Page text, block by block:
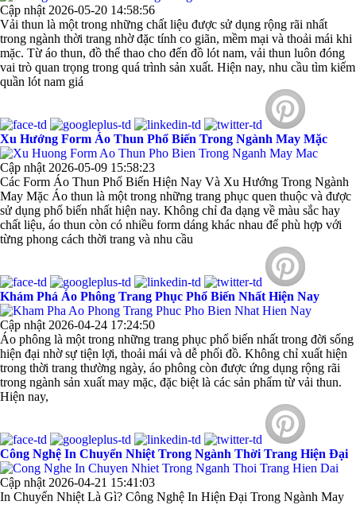
Cập nhật 2026-05-20 14:58:56
Vải thun là một trong những chất liệu được sử dụng rộng rãi nhất
trong ngành thời trang nhờ đặc tính co giãn, mềm mại và thoải mái khi
mặc. Từ áo thun, đồ thể thao cho đến đồ lót nam, vải thun luôn đóng
vai trò quan trọng trong quá trình sản xuất. Hiện nay, nhu cầu tìm kiếm
quần lót nam giá
Xu Hướng Form Áo Thun Phổ Biến Trong Ngành May Mặc
Cập nhật 2026-05-09 15:58:23
Các Form Áo Thun Phổ Biến Hiện Nay Và Xu Hướng Trong Ngành
May Mặc Áo thun là một trong những trang phục quen thuộc và được
sử dụng phổ biến nhất hiện nay. Không chỉ đa dạng về màu sắc hay
chất liệu, áo thun còn có nhiều form dáng khác nhau để phù hợp với
từng phong cách thời trang và nhu cầu
Khám Phá Áo Phông Trang Phục Phổ Biến Nhất Hiện Nay
Cập nhật 2026-04-24 17:24:50
Áo phông là một trong những trang phục phổ biến nhất trong đời sống
hiện đại nhờ sự tiện lợi, thoải mái và dễ phối đồ. Không chỉ xuất hiện
trong thời trang thường ngày, áo phông còn được ứng dụng rộng rãi
trong ngành sản xuất may mặc, đặc biệt là các sản phẩm từ vải thun.
Hiện nay,
Công Nghệ In Chuyển Nhiệt Trong Ngành Thời Trang Hiện Đại
Cập nhật 2026-04-21 15:41:03
In Chuyển Nhiệt Là Gì? Công Nghệ In Hiện Đại Trong Ngành May